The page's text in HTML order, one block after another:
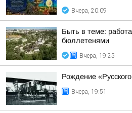
Вчера, 20:09
Быть в теме:
бюллетенями
Вчера, 19:25
Рождение
Вчера, 19:51